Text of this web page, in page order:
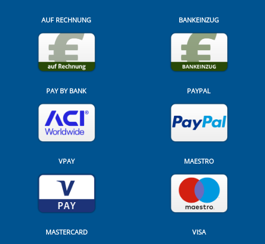
AUF RECHNUNG BANKEINZUG
PAY BY BANK PAYPAL
VPAY MAESTRO
MASTERCARD VISA